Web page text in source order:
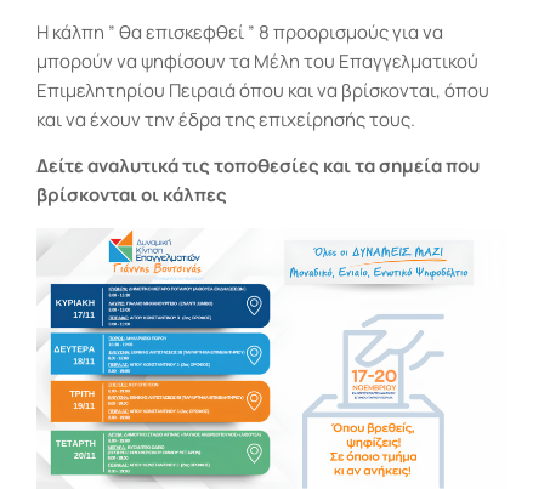
Η κάλπη ” θα επισκεφθεί ” 8 προορισμούς για να
μπορούν να ψηφίσουν τα Μέλη του Επαγγελματικού
Επιμελητηρίου Πειραιά όπου και να βρίσκονται, όπου
και να έχουν την έδρα της επιχείρησής τους.
Δείτε αναλυτικά τις τοποθεσίες και τα σημεία που
βρίσκονται οι κάλπες